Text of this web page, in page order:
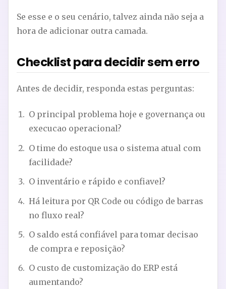
Se esse e o seu cenário, talvez ainda não seja a
hora de adicionar outra camada.
Checklist para decidir sem erro
Antes de decidir, responda estas perguntas:
O principal problema hoje e governança ou
execucao operacional?
O time do estoque usa o sistema atual com
facilidade?
O inventário e rápido e confiavel?
Há leitura por QR Code ou código de barras
no fluxo real?
O saldo está confiável para tomar decisao
de compra e reposição?
O custo de customização do ERP está
aumentando?